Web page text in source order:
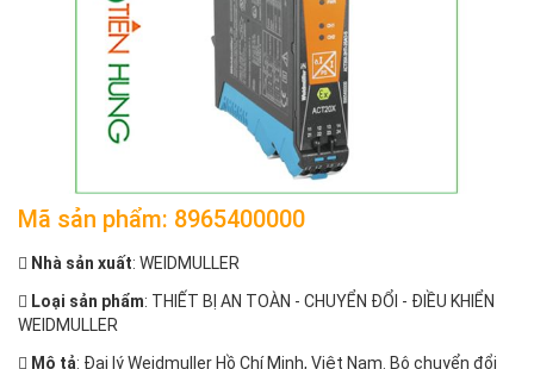
Mã sản phẩm: 8965400000
Nhà sản xuất: WEIDMULLER
Loại sản phẩm: THIẾT BỊ AN TOÀN - CHUYỂN ĐỔI - ĐIỀU KHIỂN
WEIDMULLER
Mô tả: Đại lý Weidmuller Hồ Chí Minh, Việt Nam. Bộ chuyển đổi